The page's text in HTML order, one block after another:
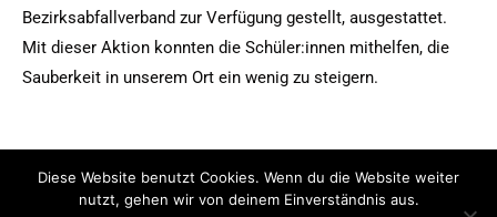
Bezirksabfallverband zur Verfügung gestellt, ausgestattet.
Mit dieser Aktion konnten die Schüler:innen mithelfen, die
Sauberkeit in unserem Ort ein wenig zu steigern.
Diese Website benutzt Cookies. Wenn du die Website weiter
nutzt, gehen wir von deinem Einverständnis aus.